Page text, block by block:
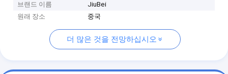
브랜드 이름
JiuBei
원래 장소
중국
더 많은 것을 전망하십시오